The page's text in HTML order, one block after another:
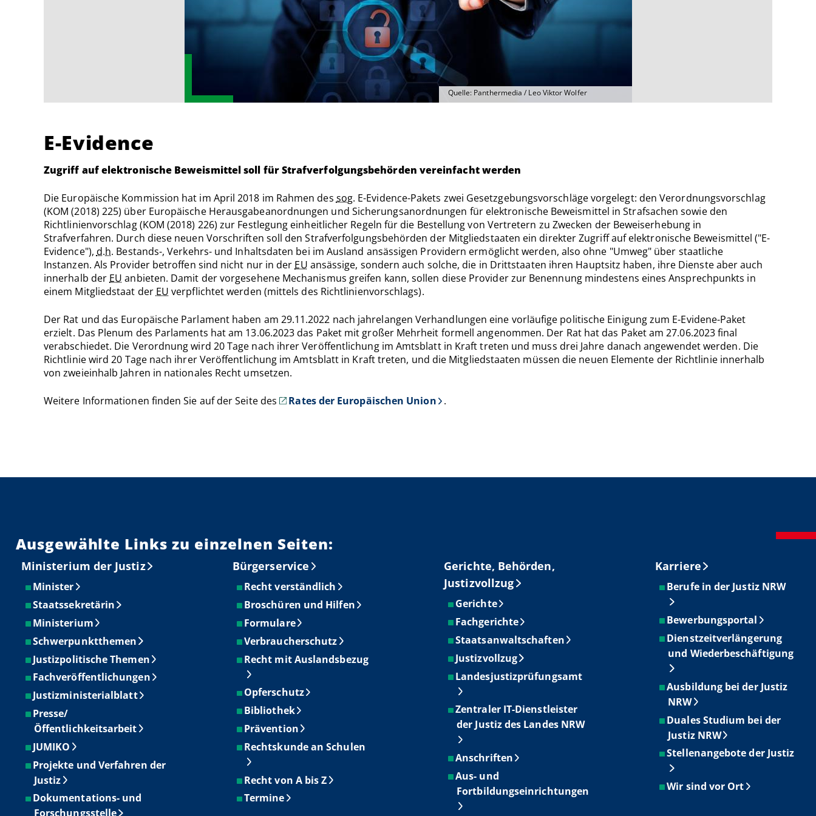
Quelle: Panthermedia / Leo Viktor Wolfer
E-Evidence
Zugriff auf elektronische Beweismittel soll für Strafverfolgungsbehörden vereinfacht werden
Die Europäische Kommission hat im April 2018 im Rahmen des sog. E-Evidence-Pakets zwei Gesetzgebungsvorschläge vorgelegt: den Verordnungsvorschlag
(KOM (2018) 225) über Europäische Herausgabeanordnungen und Sicherungsanordnungen für elektronische Beweismittel in Strafsachen sowie den
Richtlinienvorschlag (KOM (2018) 226) zur Festlegung einheitlicher Regeln für die Bestellung von Vertretern zu Zwecken der Beweiserhebung in
Strafverfahren. Durch diese neuen Vorschriften soll den Strafverfolgungsbehörden der Mitgliedstaaten ein direkter Zugriff auf elektronische Beweismittel ("E-
Evidence"), d.h. Bestands-, Verkehrs- und Inhaltsdaten bei im Ausland ansässigen Providern ermöglicht werden, also ohne "Umweg" über staatliche
Instanzen. Als Provider betroffen sind nicht nur in der EU ansässige, sondern auch solche, die in Drittstaaten ihren Hauptsitz haben, ihre Dienste aber auch
innerhalb der EU anbieten. Damit der vorgesehene Mechanismus greifen kann, sollen diese Provider zur Benennung mindestens eines Ansprechpunkts in
einem Mitgliedstaat der EU verpflichtet werden (mittels des Richtlinienvorschlags).
Der Rat und das Europäische Parlament haben am 29.11.2022 nach jahrelangen Verhandlungen eine vorläufige politische Einigung zum E-Evidene-Paket
erzielt. Das Plenum des Parlaments hat am 13.06.2023 das Paket mit großer Mehrheit formell angenommen. Der Rat hat das Paket am 27.06.2023 final
verabschiedet. Die Verordnung wird 20 Tage nach ihrer Veröffentlichung im Amtsblatt in Kraft treten und muss drei Jahre danach angewendet werden. Die
Richtlinie wird 20 Tage nach ihrer Veröffentlichung im Amtsblatt in Kraft treten, und die Mitgliedstaaten müssen die neuen Elemente der Richtlinie innerhalb
von zweieinhalb Jahren in nationales Recht umsetzen.
Weitere Informationen finden Sie auf der Seite des Rates der Europäischen Union .
Ausgewählte Links zu einzelnen Seiten:
Ministerium der Justiz
Minister
Staatssekretärin
Ministerium
Schwerpunktthemen
Justizpolitische Themen
Fachveröffentlichungen
Justizministerialblatt
Presse/
Öffentlichkeitsarbeit
JUMIKO
Projekte und Verfahren der
Justiz
Dokumentations- und
Forschungsstelle
Bürgerservice
Recht verständlich
Broschüren und Hilfen
Formulare
Verbraucherschutz
Recht mit Auslandsbezug
Opferschutz
Bibliothek
Prävention
Rechtskunde an Schulen
Recht von A bis Z
Termine
Gerichte, Behörden,
Justizvollzug
Gerichte
Fachgerichte
Staatsanwaltschaften
Justizvollzug
Landesjustizprüfungsamt
Zentraler IT-Dienstleister
der Justiz des Landes NRW
Anschriften
Aus- und
Fortbildungseinrichtungen
Karriere
Berufe in der Justiz NRW
Bewerbungsportal
Dienstzeitverlängerung
und Wiederbeschäftigung
Ausbildung bei der Justiz
NRW
Duales Studium bei der
Justiz NRW
Stellenangebote der Justiz
Wir sind vor Ort